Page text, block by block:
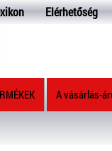
Elérhetőség
A vásárlás-